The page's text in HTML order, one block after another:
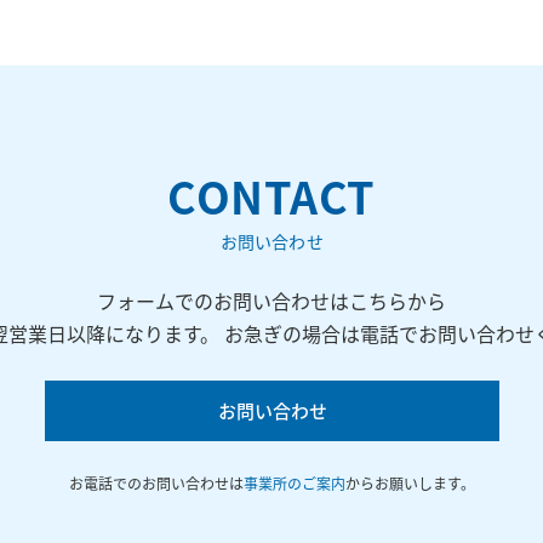
CONTACT
お問い合わせ
フォームでのお問い合わせはこちらから
業日以降になります。 お急ぎの場合は電話でお問い合わせ
お問い合わせ
お電話でのお問い合わせは事業所のご案内からお願いします。